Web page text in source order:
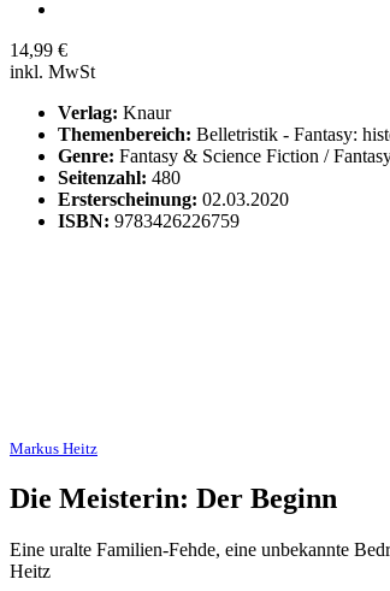
14,99 €
inkl. MwSt
Verlag: Knaur
Themenbereich: Belletristik - Fantasy:
Genre: Fantasy & Science Fiction /
Seitenzahl: 480
Ersterscheinung: 02.03.2020
ISBN: 9783426226759
Markus Heitz
Die Meisterin: Der Beginn
Eine uralte Familien-Fehde, eine unbekannte
Heitz